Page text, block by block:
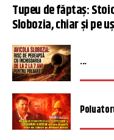
Tupeu de făptaș:
Slobozia, chiar și pe
...